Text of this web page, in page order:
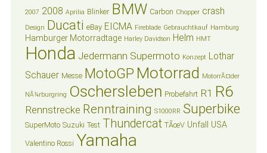
2007 2008 Aprilia Blinker BMW Carbon Chopper crash
Design Ducati eBay EICMA Fireblade Gebrauchtkauf Hamburg
Hamburger Motorradtage Harley Davidson Helm HMT
Honda Jedermann Supermoto Konzept Lothar
Schauer Messe MotoGP Motorrad MotorrÃ¤der
NÃ¼rburgring Oschersleben Probefahrt R1 R6
Rennstrecke Renntraining S1000RR Superbike
SuperMoto Suzuki Test Thundercat TÃœV Unfall USA
Valentino Rossi Yamaha